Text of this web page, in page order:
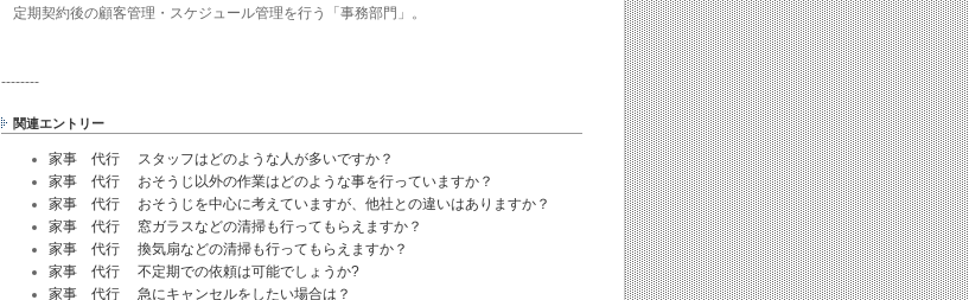
定期契約後の顧客管理・スケジュール管理を行う「事務部門」。
--------
関連エントリー
家事 代行 スタッフはどのような人が多いですか？
家事 代行 おそうじ以外の作業はどのような事を行っていますか？
家事 代行 おそうじを中心に考えていますが、他社との違いはありますか？
家事 代行 窓ガラスなどの清掃も行ってもらえますか？
家事 代行 換気扇などの清掃も行ってもらえますか？
家事 代行 不定期での依頼は可能でしょうか?
家事 代行 急にキャンセルをしたい場合は？